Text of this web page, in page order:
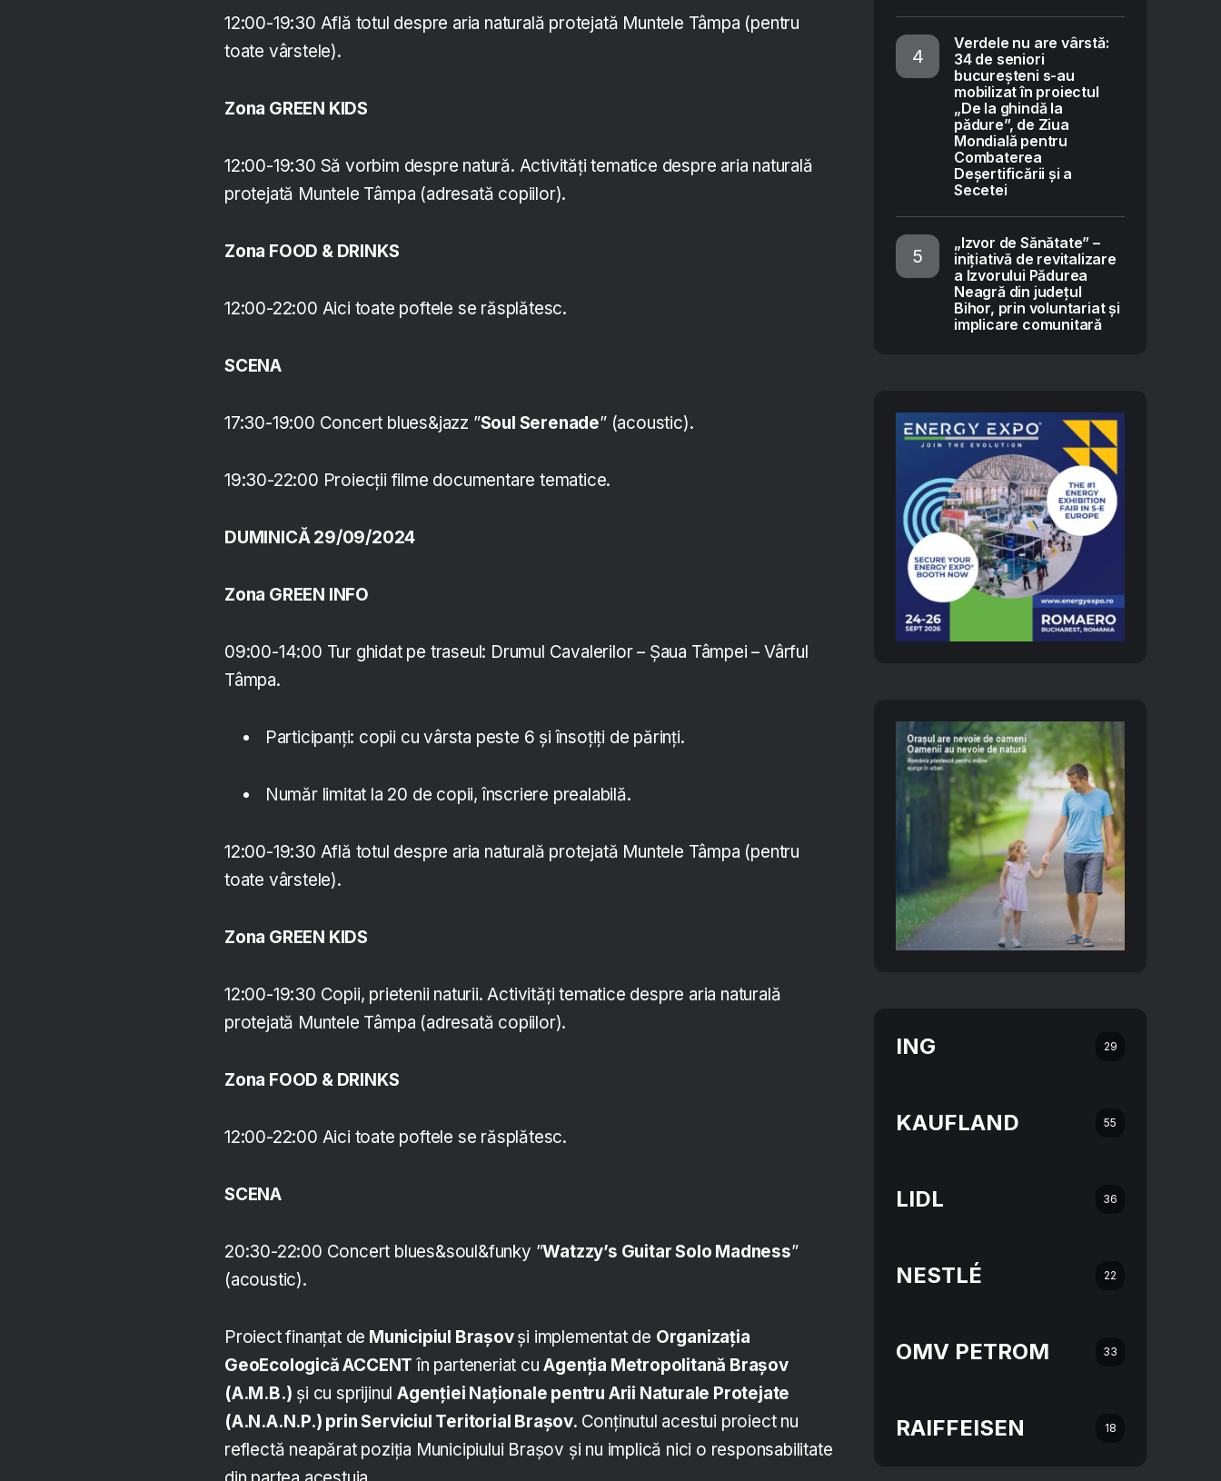
12:00-19:30 Află totul despre aria naturală protejată Muntele Tâmpa (pentru
toate vârstele).
Zona GREEN KIDS
12:00-19:30 Să vorbim despre natură. Activități tematice despre aria naturală
protejată Muntele Tâmpa (adresată copiilor).
Zona FOOD & DRINKS
12:00-22:00 Aici toate poftele se răsplătesc.
SCENA
17:30-19:00 Concert blues&jazz ”Soul Serenade” (acoustic).
19:30-22:00 Proiecții filme documentare tematice.
DUMINICĂ 29/09/2024
Zona GREEN INFO
09:00-14:00 Tur ghidat pe traseul: Drumul Cavalerilor – Şaua Tâmpei – Vârful
Tâmpa.
Participanți: copii cu vârsta peste 6 și însoțiți de părinți.
Număr limitat la 20 de copii, înscriere prealabilă.
12:00-19:30 Află totul despre aria naturală protejată Muntele Tâmpa (pentru
toate vârstele).
Zona GREEN KIDS
12:00-19:30 Copii, prietenii naturii. Activități tematice despre aria naturală
protejată Muntele Tâmpa (adresată copiilor).
Zona FOOD & DRINKS
12:00-22:00 Aici toate poftele se răsplătesc.
SCENA
20:30-22:00 Concert blues&soul&funky ”Watzzy’s Guitar Solo Madness”
(acoustic).
Proiect finanțat de Municipiul Brașovși implementat de Organizaţia
GeoEcologică ACCENT în parteneriat cuAgenția Metropolitană Brașov
(A.M.B.) și cu sprijinulAgenției Naționale pentru Arii Naturale Protejate
(A.N.A.N.P.) prin Serviciul Teritorial Brașov. Conținutul acestui proiect nu
reflectă neapărat poziția Municipiului Brașov și nu implică nici o responsabilitate
Verdele nu are vârstă:
34 de seniori
bucureșteni s-au
mobilizat în proiectul
„De la ghindă la
pădure”, de Ziua
Mondială pentru
Combaterea
Deșertificării și a
Secetei
„Izvor de Sănătate” –
inițiativă de revitalizare
a Izvorului Pădurea
Neagră din județul
Bihor, prin voluntariat și
implicare comunitară
ING 29
KAUFLAND 55
LIDL 36
NESTLÉ 22
OMV PETROM 33
RAIFFEISEN 18